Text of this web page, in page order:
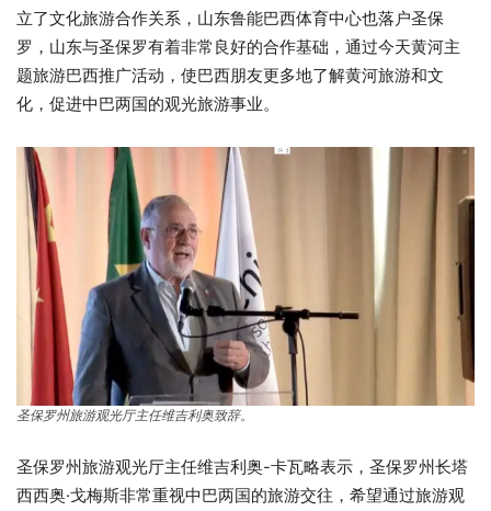
立了文化旅游合作关系，山东鲁能巴西体育中心也落户圣保
罗，山东与圣保罗有着非常良好的合作基础，通过今天黄河主
题旅游巴西推广活动，使巴西朋友更多地了解黄河旅游和文
化，促进中巴两国的观光旅游事业。
圣保罗州旅游观光厅主任维吉利奥致辞。
圣保罗州旅游观光厅主任维吉利奥-卡瓦略表示，圣保罗州长塔
西西奥·戈梅斯非常重视中巴两国的旅游交往，希望通过旅游观